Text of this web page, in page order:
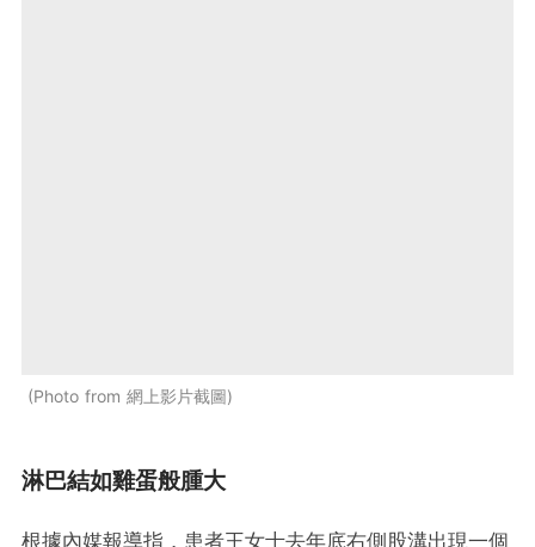
Photo from 網上影片截圖
淋巴結如雞蛋般腫大
根據內媒報導指，患者王女士去年底右側股溝出現一個